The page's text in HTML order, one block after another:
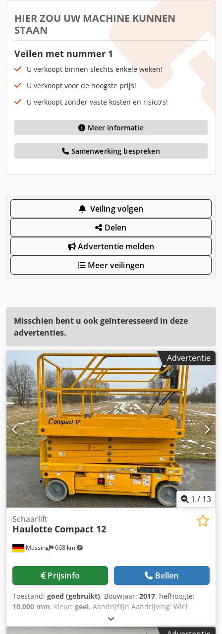
HIER ZOU UW MACHINE KUNNEN
STAAN
Veilen met nummer 1
U verkoopt binnen slechts enkele weken!
U verkoopt voor de hoogste prijs!
U verkoopt zonder vaste kosten en risico's!
Meer informatie
Samenwerking bespreken
Veiling volgen
Delen
Advertentie melden
Meer veilingen
Misschien bent u ook geïnteresseerd in deze
advertenties.
Advertentie
1 / 13
Massing 668 km
Schaarlift
Haulotte Compact 12
Prijsinfo Bellen
Toestand: goed (gebruikt), Bouwjaar: 2017, hefhoogte:
10.000 mm, kleur: geel, Aandrijflijn Aandrijving: Wiel
Gewichten Leeggewicht: 2.630 kg Functioneel Werkhoogte:
1.200 cm Afmetingen laadbak: 245 x 120 x 238 cm CE-